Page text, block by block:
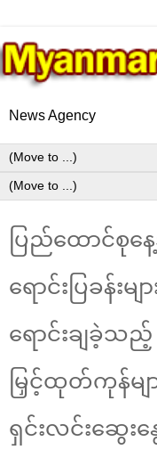
News Agency
ပြည်ထောင်စု
ရောင်းပြခန်းမ
ရောင်းချခဲ့သ
မြှင့်ထုတ်ကုန်မျ
ရှင်းလင်းဆွေး